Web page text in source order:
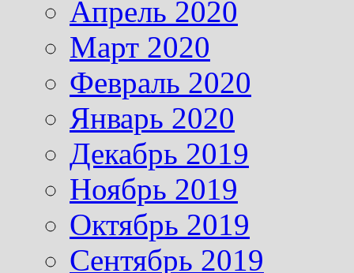
Апрель 2020
Март 2020
Февраль 2020
Январь 2020
Декабрь 2019
Ноябрь 2019
Октябрь 2019
Сентябрь 2019